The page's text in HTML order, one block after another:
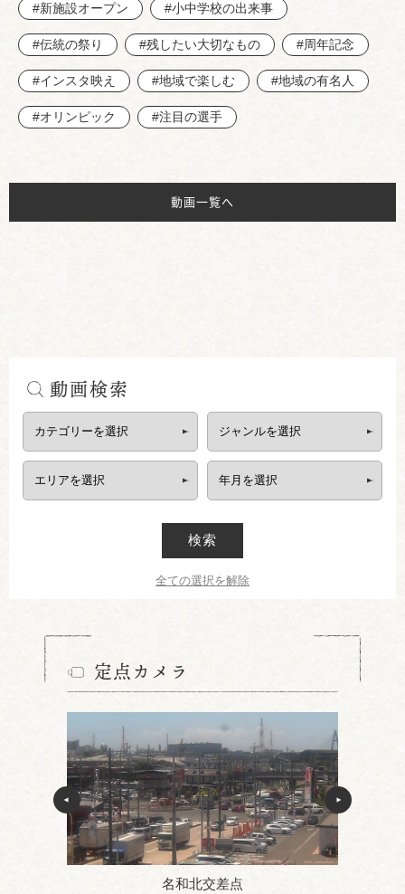
#新施設オープン #小中学校の出来事
#伝統の祭り #残したい大切なもの #周年記念
#インスタ映え #地域で楽しむ #地域の有名人
#オリンピック #注目の選手
動画一覧へ
動画検索
検索
全ての選択を解除
定点カメラ
名和北交差点